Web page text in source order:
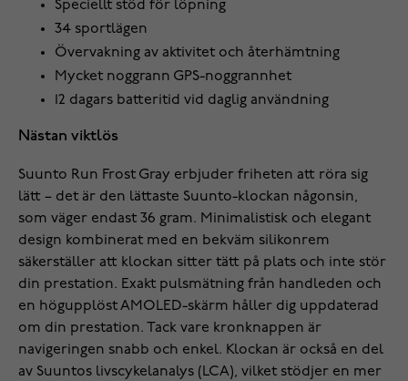
Speciellt stöd för löpning
34 sportlägen
Övervakning av aktivitet och återhämtning
Mycket noggrann GPS-noggrannhet
12 dagars batteritid vid daglig användning
Nästan viktlös
Suunto Run Frost Gray erbjuder friheten att röra sig
lätt – det är den lättaste Suunto-klockan någonsin,
som väger endast 36 gram. Minimalistisk och elegant
design kombinerat med en bekväm silikonrem
säkerställer att klockan sitter tätt på plats och inte stör
din prestation. Exakt pulsmätning från handleden och
en högupplöst AMOLED-skärm håller dig uppdaterad
om din prestation. Tack vare kronknappen är
navigeringen snabb och enkel. Klockan är också en del
av Suuntos livscykelanalys (LCA), vilket stödjer en mer